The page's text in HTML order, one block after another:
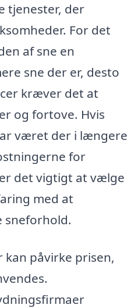
tjenester, der
For det
af sne en
sne der er, desto
kræver det at
og fortove. Hvis
været der i længere
for
det vigtigt at vælge
med at
sneforhold.
kan påvirke prisen,